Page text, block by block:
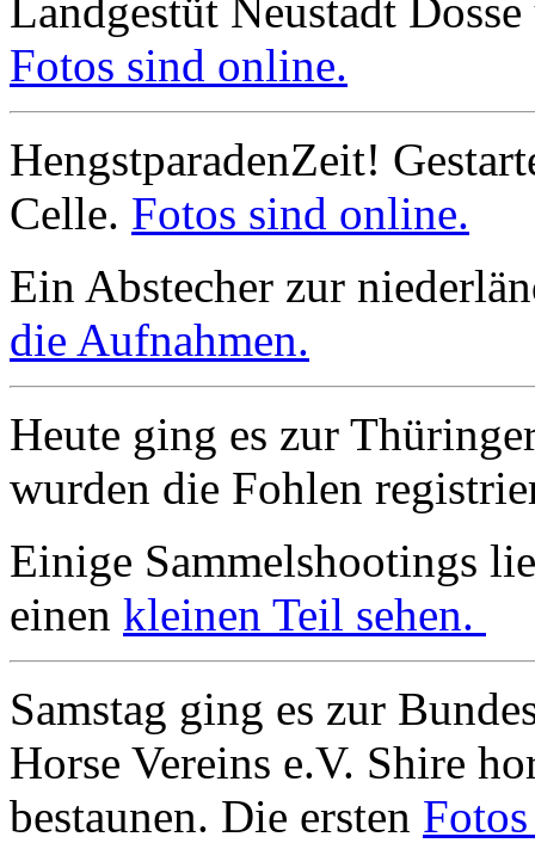
Landgestüt Neustadt
Fotos sind online.
HengstparadenZeit!
Celle. Fotos sind online.
Ein Abstecher zur
die Aufnahmen.
Heute ging es zur
wurden die Fohlen
Einige Sammelshootings
einen kleinen Teil sehen.
Samstag ging es zur
Horse Vereins e.V. Shire
bestaunen. Die ersten